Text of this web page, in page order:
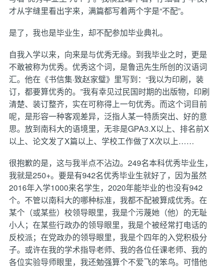
才从字缝里看出字来，满篇都写着两个字是“不配”。
是了，我也是毕业生，却不配参加毕业典礼。
自我入学以来，向来是与优秀无缘。到我毕业之时，更是
不敢被称为优秀。优秀这个词，是鲁迅先生所创的汉语词
汇。他在《书信集·致赵家璧》里写到：“我以为印刷，装
订，都要算优秀的。”我有幸见过民国时期的出版物，印刷
清楚、装订整齐，实在可称得上一句优秀。而这个词目前
呢，是形容一种客观差异，泛指人某一特质突出、好的意
思。放到南科大的语境里，无非是GPA3.X以上、排名前X
以上、论文发了X篇以上、学校工作做了X次以上……
很抱歉的是，这与我半点不沾边。249名本科优秀毕业生，
我就是250+。要是有942名优秀毕业生就好了，因为虽然
2016年入学1000来名学生，2020年能毕业的也没有942
个。不管以南科大的哪种标准，我都不配被算成优秀。在
某个（或某些）校领导眼里，我是个污蔑她（他）的无耻
小人；在某些行政办的领导眼里，我是个被经常打电话的
反校派；在党政办的领导眼里，我是个四年的入党积极分
子。或许在我的学术指导老师、我的各位任课老师、我的
各位实验导师眼里，我还勉强算个不爱飞的笨鸟。可惜他